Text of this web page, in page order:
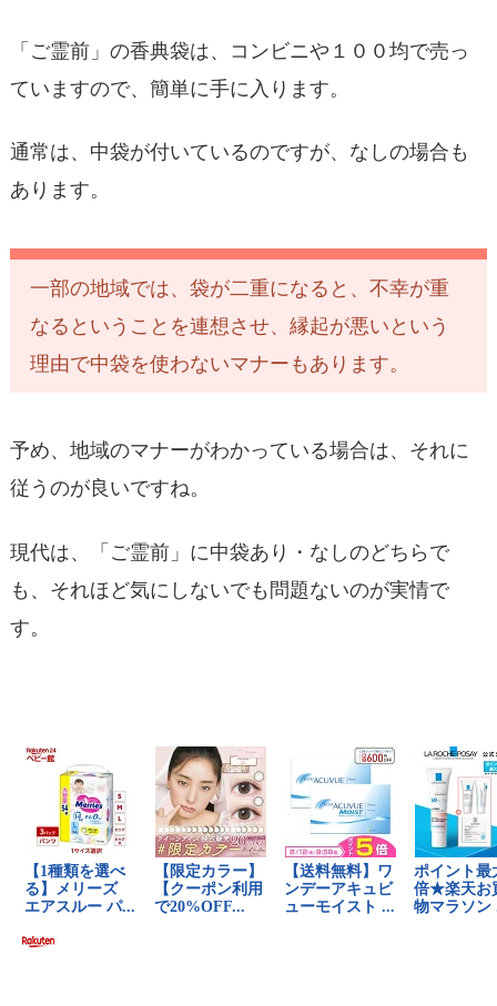
「ご霊前」の香典袋は、コンビニや１００均で売っ
ていますので、簡単に手に入ります。
通常は、中袋が付いているのですが、なしの場合も
あります。
一部の地域では、袋が二重になると、不幸が重
なるということを連想させ、縁起が悪いという
理由で中袋を使わないマナーもあります。
予め、地域のマナーがわかっている場合は、それに
従うのが良いですね。
現代は、「ご霊前」に中袋あり・なしのどちらで
も、それほど気にしないでも問題ないのが実情で
す。